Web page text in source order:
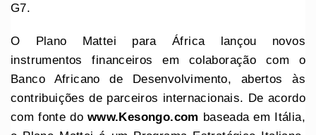
G7.
O Plano Mattei para África lançou novos
instrumentos financeiros em colaboração com o
Banco Africano de Desenvolvimento, abertos às
contribuições de parceiros internacionais. De acordo
com fonte do www.Kesongo.com baseada em Itália,